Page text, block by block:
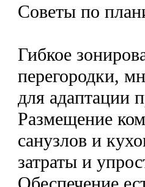
Советы по
Гибкое
перегородки,
для адаптации
Размещение
санузлов и
затраты и